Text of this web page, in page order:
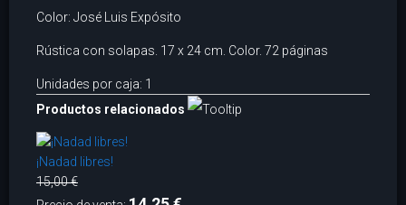
Color: José Luis Expósito
Rústica con solapas. 17 x 24 cm. Color. 72 páginas
Unidades por caja: 1
Productos relacionados
¡Nadad libres!
15,00 €